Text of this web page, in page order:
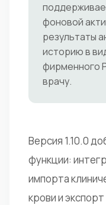
фоновой
результаты
историю в
фирменного
врачу.
Версия 1.10.0
функции:
импорта
крови и